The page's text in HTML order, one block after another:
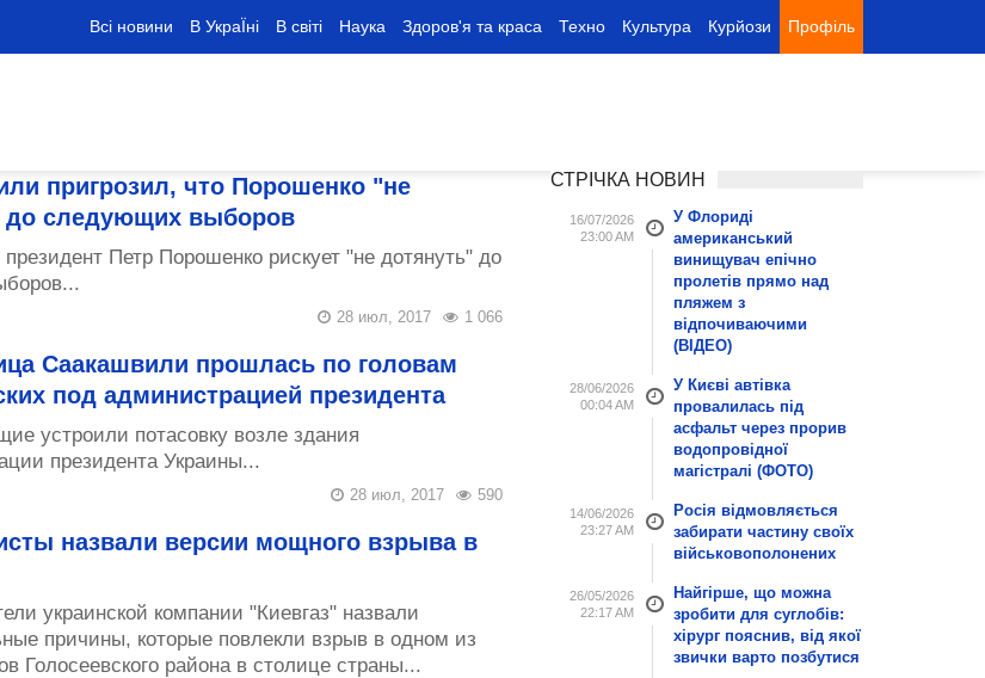
Всі новини В УкраЇні В світі Наука Здоров'я та краса Техно Культура Курйози Профіль
пригрозил, что Порошенко "не
до следующих выборов
президент Петр Порошенко рискует "не дотянуть" до
1 066
28 июл, 2017
Саакашвили прошлась по головам
под администрацией президента
устроили потасовку возле здания
президента Украины...
590
28 июл, 2017
назвали версии мощного взрыва в
украинской компании "Киевгаз" назвали
причины, которые повлекли взрыв в одном из
Голосеевского района в столице страны...
СТРІЧКА НОВИН
16/07/2026
23:00 AM
У Флориді
американський
винищувач епічно
пролетів прямо над
пляжем з
відпочиваючими
(ВІДЕО)
28/06/2026
00:04 AM
У Києві автівка
провалилась під
асфальт через прорив
водопровідної
магістралі (ФОТО)
14/06/2026
23:27 AM
Росія відмовляється
забирати частину своїх
військовополонених
26/05/2026
22:17 AM
Найгірше, що можна
зробити для суглобів:
хірург пояснив, від якої
звички варто позбутися